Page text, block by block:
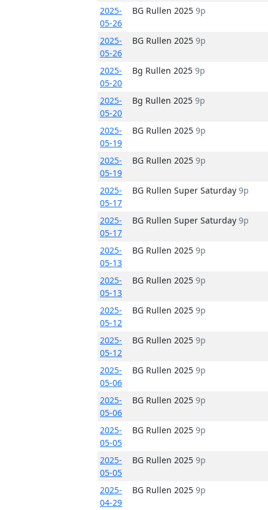
2025-
05-26
BG Rullen 2025 9p
2025-
05-26
BG Rullen 2025 9p
2025-
05-20
Bg Rullen 2025 9p
2025-
05-20
Bg Rullen 2025 9p
2025-
05-19
BG Rullen 2025 9p
2025-
05-19
BG Rullen 2025 9p
2025-
05-17
BG Rullen Super Saturday 9p
2025-
05-17
BG Rullen Super Saturday 9p
2025-
05-13
BG Rullen 2025 9p
2025-
05-13
BG Rullen 2025 9p
2025-
05-12
BG Rullen 2025 9p
2025-
05-12
BG Rullen 2025 9p
2025-
05-06
BG Rullen 2025 9p
2025-
05-06
BG Rullen 2025 9p
2025-
05-05
BG Rullen 2025 9p
2025-
05-05
BG Rullen 2025 9p
2025-
04-29
BG Rullen 2025 9p